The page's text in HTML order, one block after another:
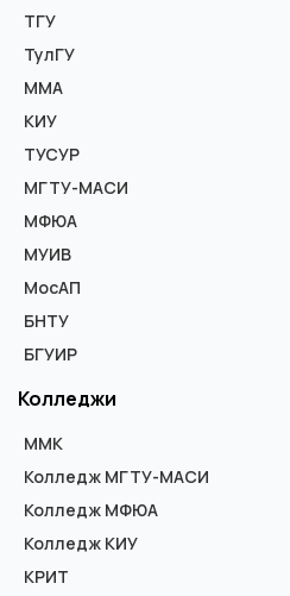
ТГУ
ТулГУ
ММА
КИУ
ТУСУР
МГТУ-МАСИ
МФЮА
МУИВ
МосАП
БНТУ
БГУИР
Колледжи
ММК
Колледж МГТУ-МАСИ
Колледж МФЮА
Колледж КИУ
КРИТ